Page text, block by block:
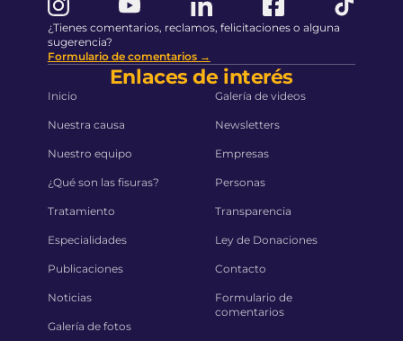
¿Tienes comentarios, reclamos, felicitaciones o alguna
sugerencia?
Formulario de comentarios →
Enlaces de interés
Inicio
Nuestra causa
Nuestro equipo
¿Qué son las fisuras?
Tratamiento
Especialidades
Publicaciones
Noticias
Galería de fotos
Galería de videos
Newsletters
Empresas
Personas
Transparencia
Ley de Donaciones
Contacto
Formulario de
comentarios